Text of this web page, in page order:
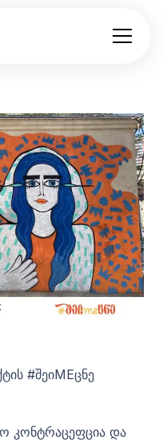
#შეიMEცნე
კონტრაცეფცია და